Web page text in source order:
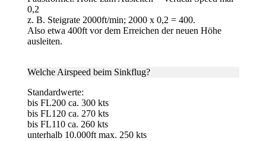
0,2
z. B. Steigrate 2000ft/min; 2000 x 0,2 = 400.
Also etwa 400ft vor dem Erreichen der neuen Höhe
ausleiten.
Welche Airspeed beim Sinkflug?
Standardwerte:
bis FL200 ca. 300 kts
bis FL120 ca. 270 kts
bis FL110 ca. 260 kts
unterhalb 10.000ft max. 250 kts